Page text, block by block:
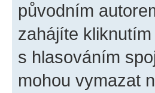
původním
zahájíte
s hlasováním
mohou vymazat